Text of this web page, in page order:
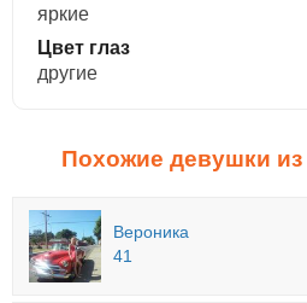
яркие
Цвет глаз
другие
Похожие девушки
Вероника
41